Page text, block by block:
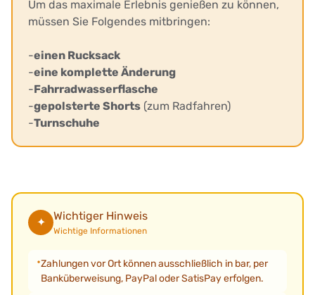
Um das maximale Erlebnis genießen zu können,
müssen Sie Folgendes mitbringen:
-einen Rucksack
-eine komplette Änderung
-Fahrradwasserflasche
-gepolsterte Shorts (zum Radfahren)
-Turnschuhe
✦ Wichtiger Hinweis
Wichtige Informationen
Zahlungen vor Ort können ausschließlich in bar, per
Banküberweisung, PayPal oder SatisPay erfolgen.